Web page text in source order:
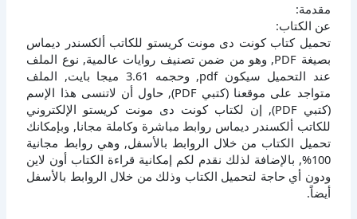
مقدمة:
عن الكتاب:
تحميل كتاب كونت دى مونت كريستو للكاتب ألكسندر ديماس
بصيغة PDF, وهو من ضمن تصنيف روايات عالمية, نوع الملف
عند التحميل سيكون pdf, وحجمه 3.61 ميجا بايت, الملف
متواجد على موقعنا (كتبي PDF), حاول أن لاتنسى هذا الإسم
(كتبي PDF), إن لكتاب كونت دى مونت كريستو الإلكتروني
للكاتب ألكسندر ديماس روابط مباشرة وكاملة مجانا, وبإمكانك
تحميل الكتاب من خلال الروابط بالأسفل, وهي روابط مجانية
100%, بالإضافة لذلك نقدم لكم إمكانية قراءة الكتاب أون لاين
ودون أي حاجة لتحميل الكتاب وذلك من خلال الروابط بالأسفل
أيضاً.